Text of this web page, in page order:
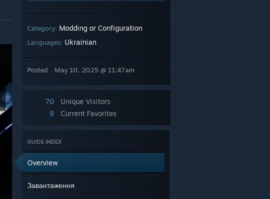
Category: Modding or Configuration
Languages: Ukrainian
Posted May 10, 2025 @ 11:47am
70
Unique Visitors
9
Current Favorites
GUIDE INDEX
Overview
Завантаження